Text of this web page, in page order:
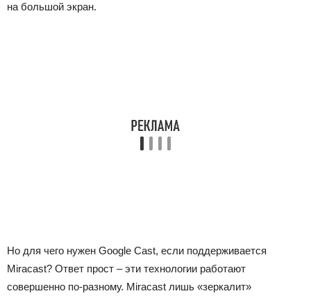
на большой экран.
Но для чего нужен Google Cast, если поддерживается
Miracast? Ответ прост ‒ эти технологии работают
совершенно по-разному. Miracast лишь «зеркалит»